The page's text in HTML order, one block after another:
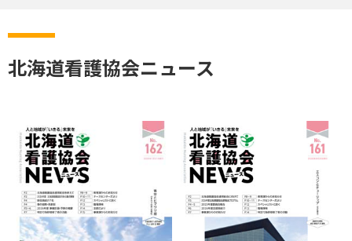
北海道看護協会ニュース